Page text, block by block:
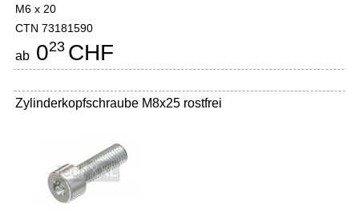
M6 x 20
CTN 73181590
ab 023 CHF
Zylinderkopfschraube M8x25 rostfrei